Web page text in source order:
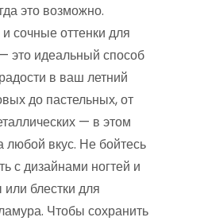
это возможно.
сочные оттенки для
это идеальный способ
в ваш летний
до пастельных, от
— в этом
любой вкус. Не бойтесь
с дизайнами ногтей и
блестки для
Чтобы сохранить